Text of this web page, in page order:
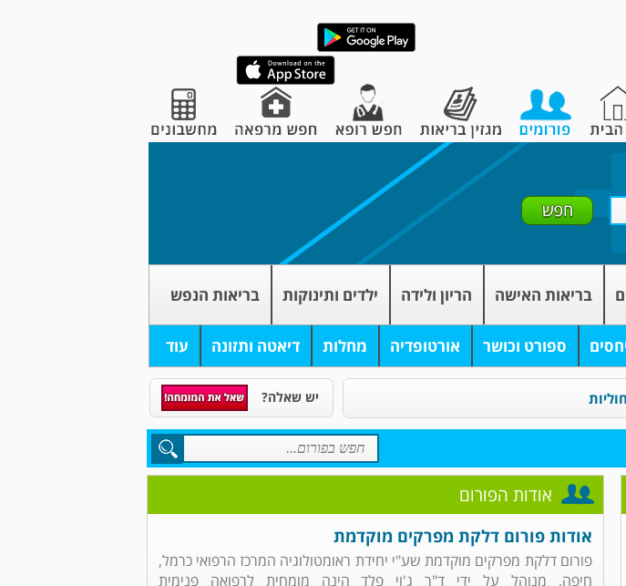
בריאות האישה הריון ולידה ילדים ותינוקות בריאות הנפש
ספורט וכושר אורטופדיה מחלות דיאטה ותזונה עוד
יש שאלה?
אודות הפורום
אודות פורום דלקת מפרקים מוקדמת
פורום דלקת מפרקים מוקדמת שע"י יחידת ראומטולוגיה המרכז הרפואי כרמל,
חיפה, מנוהל על ידי ד"ר ג'וי פלד הינה מומחית לרפואה פנימית